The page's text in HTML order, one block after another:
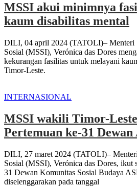
MSSI akui minimnya
kaum disabilitas mental
DILI, 04 april 2024 (TATOLI)– Menteri
Sosial (MSSI), Verónica das Dores
kekurangan fasilitas untuk melayani
Timor-Leste.
INTERNASIONAL
MSSI wakili Timor-
Pertemuan ke-31
DILI, 27 maret 2024 (TATOLI)–
Sosial (MSSI), Verónica das Dores, ikut
31 Dewan Komunitas Sosial Budaya
diselenggarakan pada tanggal